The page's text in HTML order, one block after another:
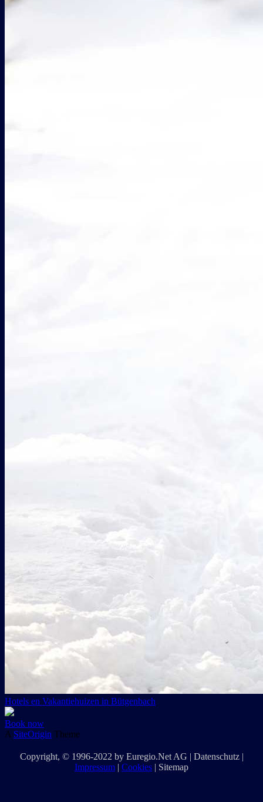
Hotels en Vakantiehuizen in Bütgenbach
Book now
A SiteOrigin Theme
Copyright, © 1996-2022 by Euregio.Net AG | Datenschutz|
Impressum | Cookies | Sitemap